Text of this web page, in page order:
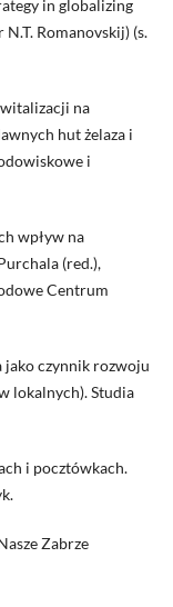
in globalizing
Romanovskij) (s.
na
hut żelaza i
i
wpływ na
(red.),
Centrum
jako czynnik rozwoju
lokalnych). Studia
i pocztówkach.
Zabrze